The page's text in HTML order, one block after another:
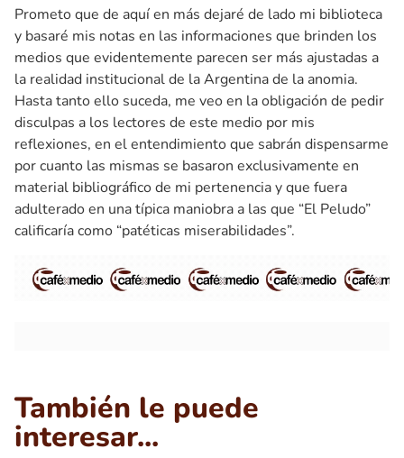
Prometo que de aquí en más dejaré de lado mi biblioteca
y basaré mis notas en las informaciones que brinden los
medios que evidentemente parecen ser más ajustadas a
la realidad institucional de la Argentina de la anomia.
Hasta tanto ello suceda, me veo en la obligación de pedir
disculpas a los lectores de este medio por mis
reflexiones, en el entendimiento que sabrán dispensarme
por cuanto las mismas se basaron exclusivamente en
material bibliográfico de mi pertenencia y que fuera
adulterado en una típica maniobra a las que “El Peludo”
calificaría como “patéticas miserabilidades”.
También le puede
interesar...